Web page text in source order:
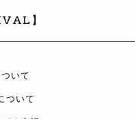
】
いて
ついて